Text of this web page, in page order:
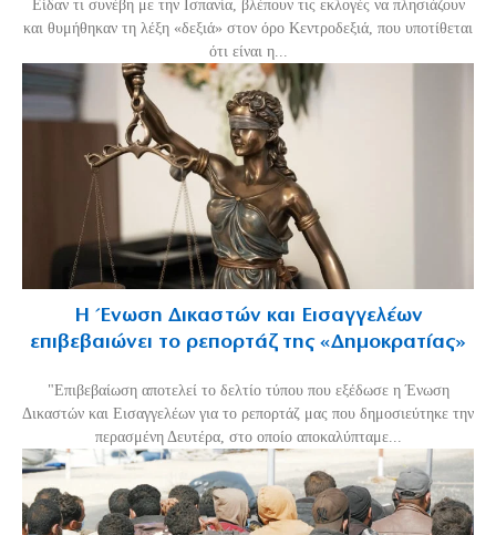
Είδαν τι συνέβη με την Ισπανία, βλέπουν τις εκλογές να πλησιάζουν
και θυμήθηκαν τη λέξη «δεξιά» στον όρο Κεντροδεξιά, που υποτίθεται
ότι είναι η...
Η Ένωση Δικαστών και Εισαγγελέων
επιβεβαιώνει το ρεπορτάζ της «Δημοκρατίας»
"Επιβεβαίωση αποτελεί το δελτίο τύπου που εξέδωσε η Ένωση
Δικαστών και Εισαγγελέων για το ρεπορτάζ μας που δημοσιεύτηκε την
περασμένη Δευτέρα, στο οποίο αποκαλύπταμε...